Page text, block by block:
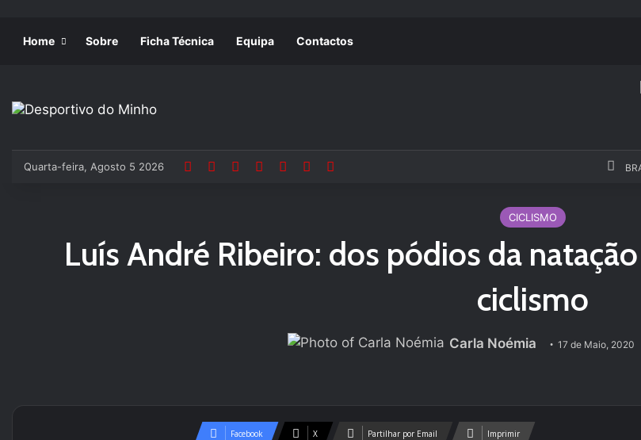
Home Sobre Ficha Técnica Equipa Contactos
Quarta-feira, Agosto 5 2026
CICLISMO
Luís André Ribeiro: dos pódios da
ciclismo
Carla Noémia 17 de Maio, 2020
Facebook X Partilhar por Email Imprimir